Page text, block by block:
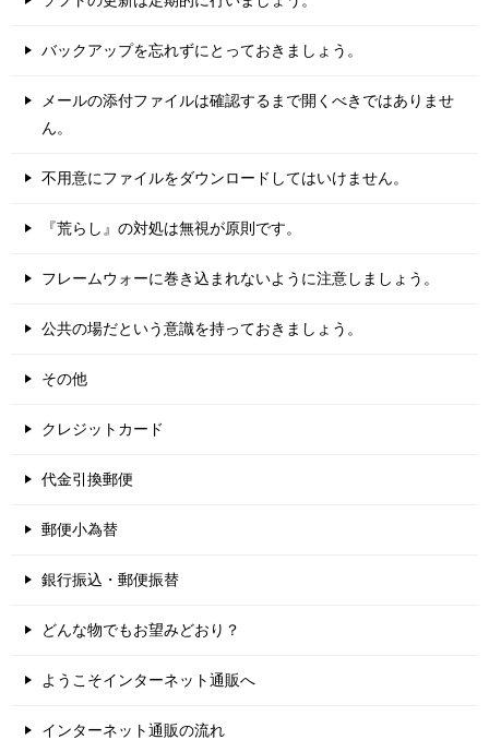
バックアップを忘れずにとっておきましょう。
メールの添付ファイルは確認するまで開くべきではありませ
ん。
不用意にファイルをダウンロードしてはいけません。
『荒らし』の対処は無視が原則です。
フレームウォーに巻き込まれないように注意しましょう。
公共の場だという意識を持っておきましょう。
その他
クレジットカード
代金引換郵便
郵便小為替
銀行振込・郵便振替
どんな物でもお望みどおり？
ようこそインターネット通販へ
インターネット通販の流れ